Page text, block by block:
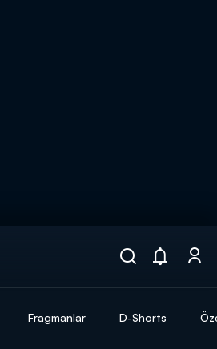
Fragmanlar D-Shorts